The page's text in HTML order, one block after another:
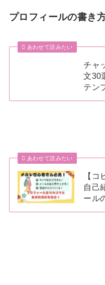
プロフィールの書き
あわせて読みたい
チャ
文30
テン
あわせて読みたい
【
自己
ール